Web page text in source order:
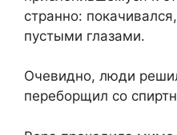
странно:
пустыми глазами.
Очевидно, люди
переборщил со